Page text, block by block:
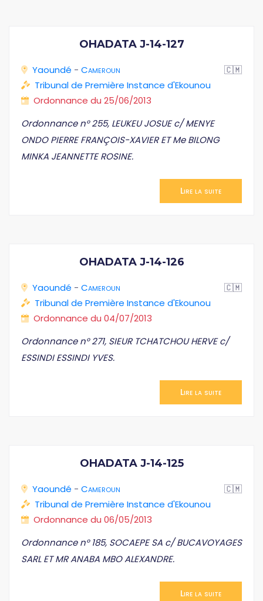
OHADATA J-14-127
Yaoundé - Cameroun
🇨🇲
Tribunal de Première Instance d'Ekounou
Ordonnance du 25/06/2013
Ordonnance n° 255, LEUKEU JOSUE c/ MENYE
ONDO PIERRE FRANÇOIS-XAVIER ET Me BILONG
MINKA JEANNETTE ROSINE.
Lire la suite
OHADATA J-14-126
Yaoundé - Cameroun
🇨🇲
Tribunal de Première Instance d'Ekounou
Ordonnance du 04/07/2013
Ordonnance n° 271, SIEUR TCHATCHOU HERVE c/
ESSINDI ESSINDI YVES.
Lire la suite
OHADATA J-14-125
Yaoundé - Cameroun
🇨🇲
Tribunal de Première Instance d'Ekounou
Ordonnance du 06/05/2013
Ordonnance n° 185, SOCAEPE SA c/ BUCAVOYAGES
SARL ET MR ANABA MBO ALEXANDRE.
Lire la suite